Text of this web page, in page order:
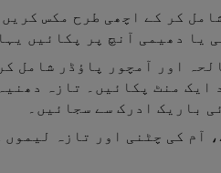
یا دھیمی آنچ پر پکائیں
اور آمچور پاؤڈر شامل
ایک منٹ پکائیں۔ تازہ
باریک ادرک سے سجائیں۔
آم کی چٹنی اور تازہ لیموں